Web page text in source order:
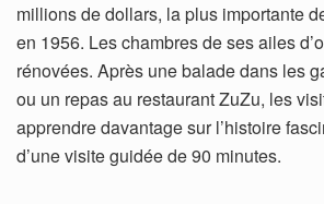
millions de dollars, la plus importante
en 1956. Les chambres de ses ailes
rénovées. Après une balade dans les
ou un repas au restaurant ZuZu, les
apprendre davantage sur l’histoire
d’une visite guidée de 90 minutes.